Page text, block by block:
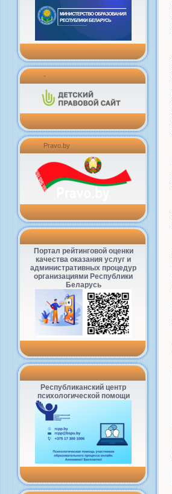
-
Pravo.by
Портал рейтинговой оценки
качества оказания услуг и
административных процедур
организациями Республики
Беларусь
Республиканский центр
психологической помощи